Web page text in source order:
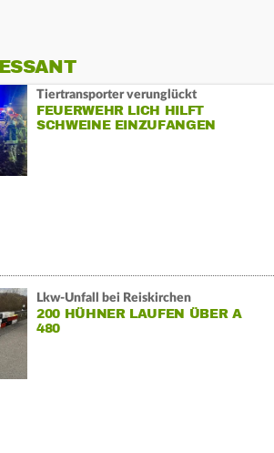
Tiertransporter verunglückt
FEUERWEHR LICH HILFT
SCHWEINE EINZUFANGEN
Lkw-Unfall bei Reiskirchen
200 HÜHNER LAUFEN ÜBER A
480